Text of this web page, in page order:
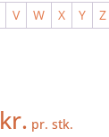
V W X Y Z
kr. pr. stk.